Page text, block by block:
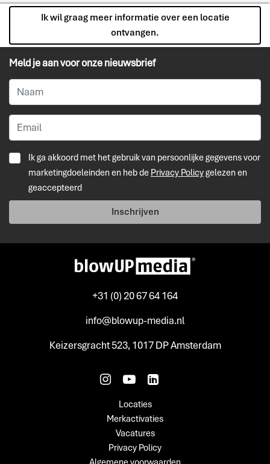
Ik wil graag meer informatie over een locatie
ontvangen.
Meld je aan voor onze nieuwsbrief
Ik ga akkoord met het gebruik van persoonlijke gegevens voor
marketingdoeleinden en heb de Privacy Policygelezen en
geaccepteerd
Inschrijven
+31 (0) 20 67 64 164
info@blowup-media.nl
Keizersgracht 523, 1017 DP Amsterdam
Locaties
Merkactivaties
Vacatures
Privacy Policy